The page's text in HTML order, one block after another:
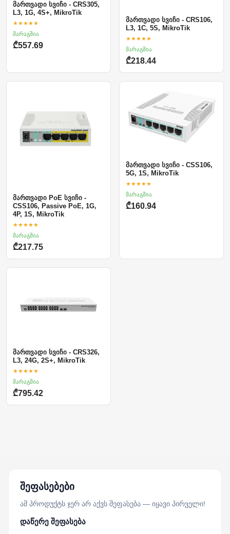
მართვადი სვიჩი - CRS305,
L3, 1G, 4S+, MikroTik
★★★★★
მარაგშია
₾557.69
მართვადი სვიჩი - CRS106,
L3, 1C, 5S, MikroTik
★★★★★
მარაგშია
₾218.44
მართვადი PoE სვიჩი -
CSS106, Passive PoE, 1G,
4P, 1S, MikroTik
★★★★★
მარაგშია
₾217.75
მართვადი სვიჩი - CSS106,
5G, 1S, MikroTik
★★★★★
მარაგშია
₾160.94
მართვადი სვიჩი - CRS326,
L3, 24G, 2S+, MikroTik
★★★★★
მარაგშია
₾795.42
შეფასებები
ამ პროდუქტს ჯერ არ აქვს შეფასება — იყავი პირველი!
დაწერე შეფასება